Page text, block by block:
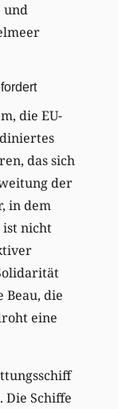
und
die EU-
das sich
der
in dem
ist nicht
Beau, die
eine
Die Schiffe